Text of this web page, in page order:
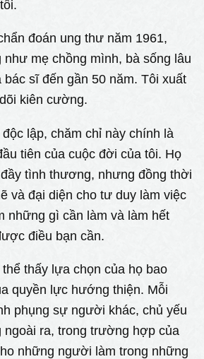
đoán ung thư năm 1961,
như mẹ chồng mình, bà sống lâu
sĩ đến gần 50 năm. Tôi xuất
kiên cường.
lập, chăm chỉ này chính là
tiên của cuộc đời của tôi. Họ
tình thương, nhưng đồng thời
và đại diện cho tư duy làm việc
những gì cần làm và làm hết
điều bạn cần.
thấy lựa chọn của họ bao
quyền lực hướng thiện. Mỗi
phụng sự người khác, chủ yếu
ngoài ra, trong trường hợp của
những người làm trong những